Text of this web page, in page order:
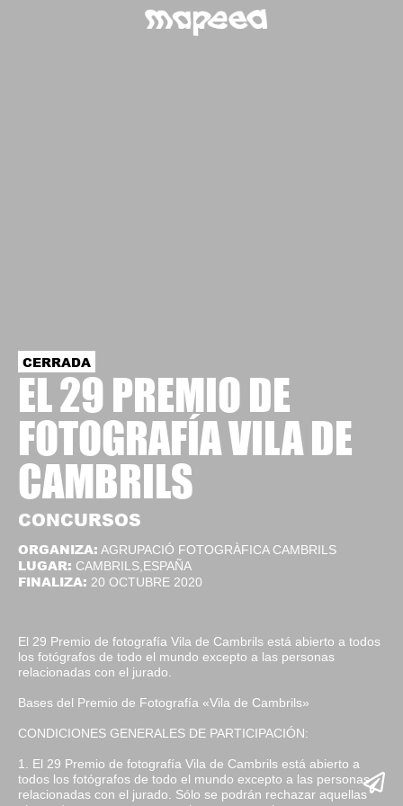
CERRADA
EL 29 PREMIO DE
FOTOGRAFÍA VILA DE
CAMBRILS
CONCURSOS
ORGANIZA: AGRUPACIÓ FOTOGRÀFICA CAMBRILS
LUGAR: CAMBRILS,ESPAÑA
FINALIZA: 20 OCTUBRE 2020
El 29 Premio de fotografía Vila de Cambrils está abierto a todos
los fotógrafos de todo el mundo excepto a las personas
relacionadas con el jurado.
Bases del Premio de Fotografía «Vila de Cambrils»
CONDICIONES GENERALES DE PARTICIPACIÓN:
1. El 29 Premio de fotografía Vila de Cambrils está abierto a
todos los fotógrafos de todo el mundo excepto a las personas
relacionadas con el jurado. Sólo se podrán rechazar aquellas